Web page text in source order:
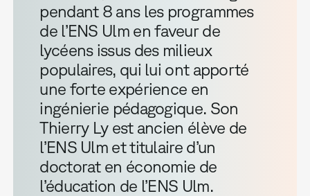
pendant 8 ans les programmes
de l’ENS Ulm en faveur de
lycéens issus des milieux
populaires, qui lui ont apporté
une forte expérience en
ingénierie pédagogique. Son
Thierry Ly est ancien élève de
l’ENS Ulm et titulaire d’un
doctorat en économie de
l’éducation de l’ENS Ulm.